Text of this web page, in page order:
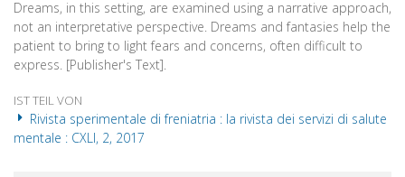
Dreams, in this setting, are examined using a narrative approach,
not an interpretative perspective. Dreams and fantasies help the
patient to bring to light fears and concerns, often difficult to
express. [Publisher's Text].
IST TEIL VON
Rivista sperimentale di freniatria : la rivista dei servizi di salute
mentale : CXLI, 2, 2017